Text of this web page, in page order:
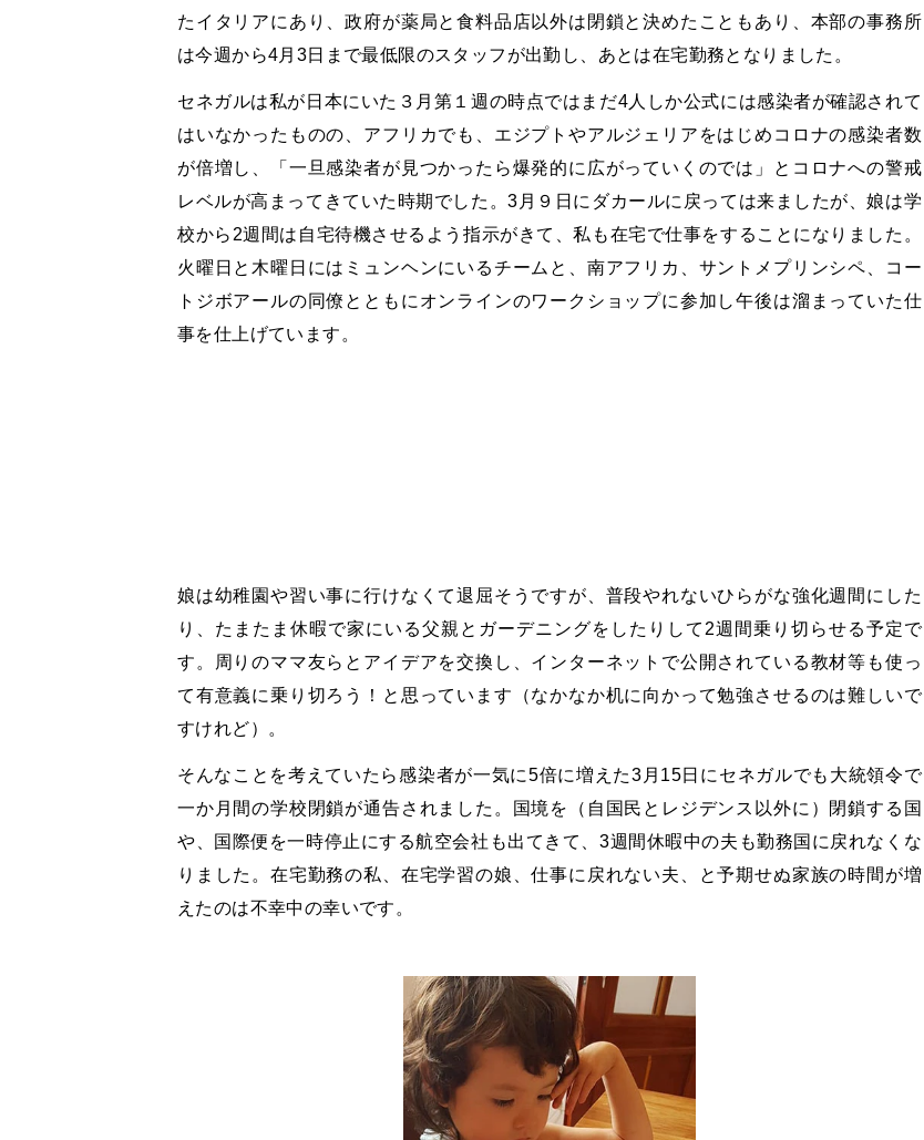
たイタリアにあり、政府が薬局と食料品店以外は閉鎖と決めたこともあり、本部の事務所
は今週から4月 3日まで最低限のスタッフが出勤し、あとは在宅勤務となりました。
セネガルは私が日本にいた３月第１週の時点ではまだ4人しか公式には感染者が確認されて
はいなかったものの、アフリカでも、エジプトやアルジェリアをはじめコロナの感染者数
が倍増し、「一旦感染者が見つかったら爆発的に広がっていくのでは」とコロナへの警戒
レベルが高まってきていた時期でした。3 月９日にダカールに戻っては来ましたが、娘は学
校から 2週間は自宅待機させるよう指示がきて、私も在宅で仕事をすることになりました。
火曜日と木曜日にはミュンヘンにいるチームと、南アフリカ、サントメプリンシペ、コー
トジボアールの同僚とともにオンラインのワークショップに参加し午後は溜まっていた仕
事を仕上げています。
娘は幼稚園や習い事に行けなくて退屈そうですが、普段やれないひらがな強化週間にした
り、たまたま休暇で家にいる父親とガーデニングをしたりして 2週間乗り切らせる予定で
す。周りのママ友らとアイデアを交換し、インターネットで公開されている教材等も使っ
て有意義に乗り切ろう！と思っています（なかなか机に向かって勉強させるのは難しいで
すけれど）。
そんなことを考えていたら感染者が一気に5倍に増えた3 月 15日にセネガルでも大統領令で
一か月間の学校閉鎖が通告されました。国境を（自国民とレジデンス以外に）閉鎖する国
や、国際便を一時停止にする航空会社も出てきて、 3週間休暇中の夫も勤務国に戻れなくな
りました。在宅勤務の私、在宅学習の娘、仕事に戻れない夫、と予期せぬ家族の時間が増
えたのは不幸中の幸いです。